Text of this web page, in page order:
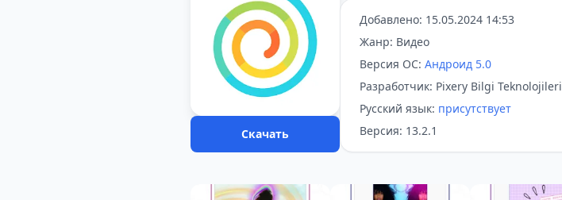
Скачать
Добавлено: 15.05.2024 14:53
Жанр: Видео
Версия ОС: Андроид 5.0
Разработчик: Pixery Bilgi Teknolojileri
Русский язык: присутствует
Версия: 13.2.1